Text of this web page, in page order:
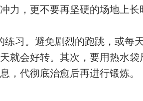
力，更不要再坚硬的场地上长
习。避免剧烈的跑跳，或每
就会好转。其次，要用热水
，代彻底治愈后再进行锻炼。